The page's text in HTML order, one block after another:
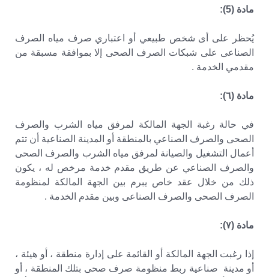
مادة (5):
يُحظر على أى شخص طبيعي أو اعتباري صرف مياه الصرف
الصناعى على شبكات الصرف الصحى إلا بموافقة مسبقة من
مقدمي الخدمة .
مادة (٦):
في حالة رغبة الجهة المالكة لمرفق مياه الشرب والصرف
الصحى والصرف الصناعي بالمنطقة أو المدينة الصناعية أن تتم
أعمال التشغيل والصيانة لمرفق مياه الشرب والصرف الصحى
والصرف الصناعي عن طريق مقدم خدمة مرخص له ، يكون
ذلك من خلال عقد خاص يبرم بين الجهة المالكة لمنظومة
الصرف الصحى والصرف الصناعى وبين مقدم الخدمة .
مادة (۷):
إذا رغبت الجهة المالكة أو القائمة على إدارة منطقة ، أو هيئة ،
أو مدينة صناعية ربط منظومة صرف صحى بتلك المنطقة ، أو